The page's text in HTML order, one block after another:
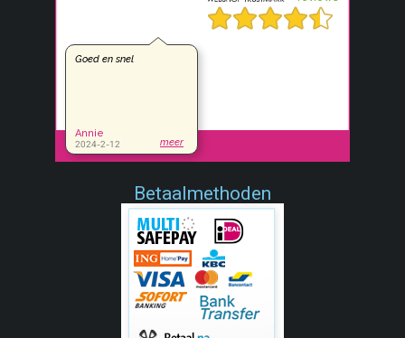
Betaalmethoden